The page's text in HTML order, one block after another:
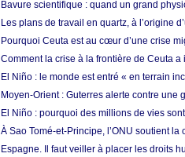
Bavure scientifique : quand un grand
Les plans de travail en quartz, à l’origine
Pourquoi Ceuta est au cœur d’une crise
Comment la crise à la frontière de Ceuta
El Niño : le monde est entré « en terrain
Moyen-Orient : Guterres alerte contre
El Niño : pourquoi des millions de vies
À Sao Tomé-et-Principe, l’ONU soutient
Espagne. Il faut veiller à placer les droits